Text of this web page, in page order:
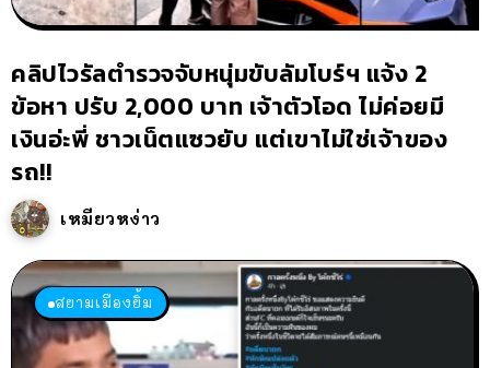
คลิปไวรัลตำรวจจับหนุ่มขับลัมโบร์ฯ แจ้ง 2
ข้อหา ปรับ 2,000 บาท เจ้าตัวโอด ไม่ค่อยมี
เงินอ่ะพี่ ชาวเน็ตแซวยับ แต่เขาไม่ใช่เจ้าของ
รถ!!
เหมียวหง่าว
สยามเมืองยิ้ม